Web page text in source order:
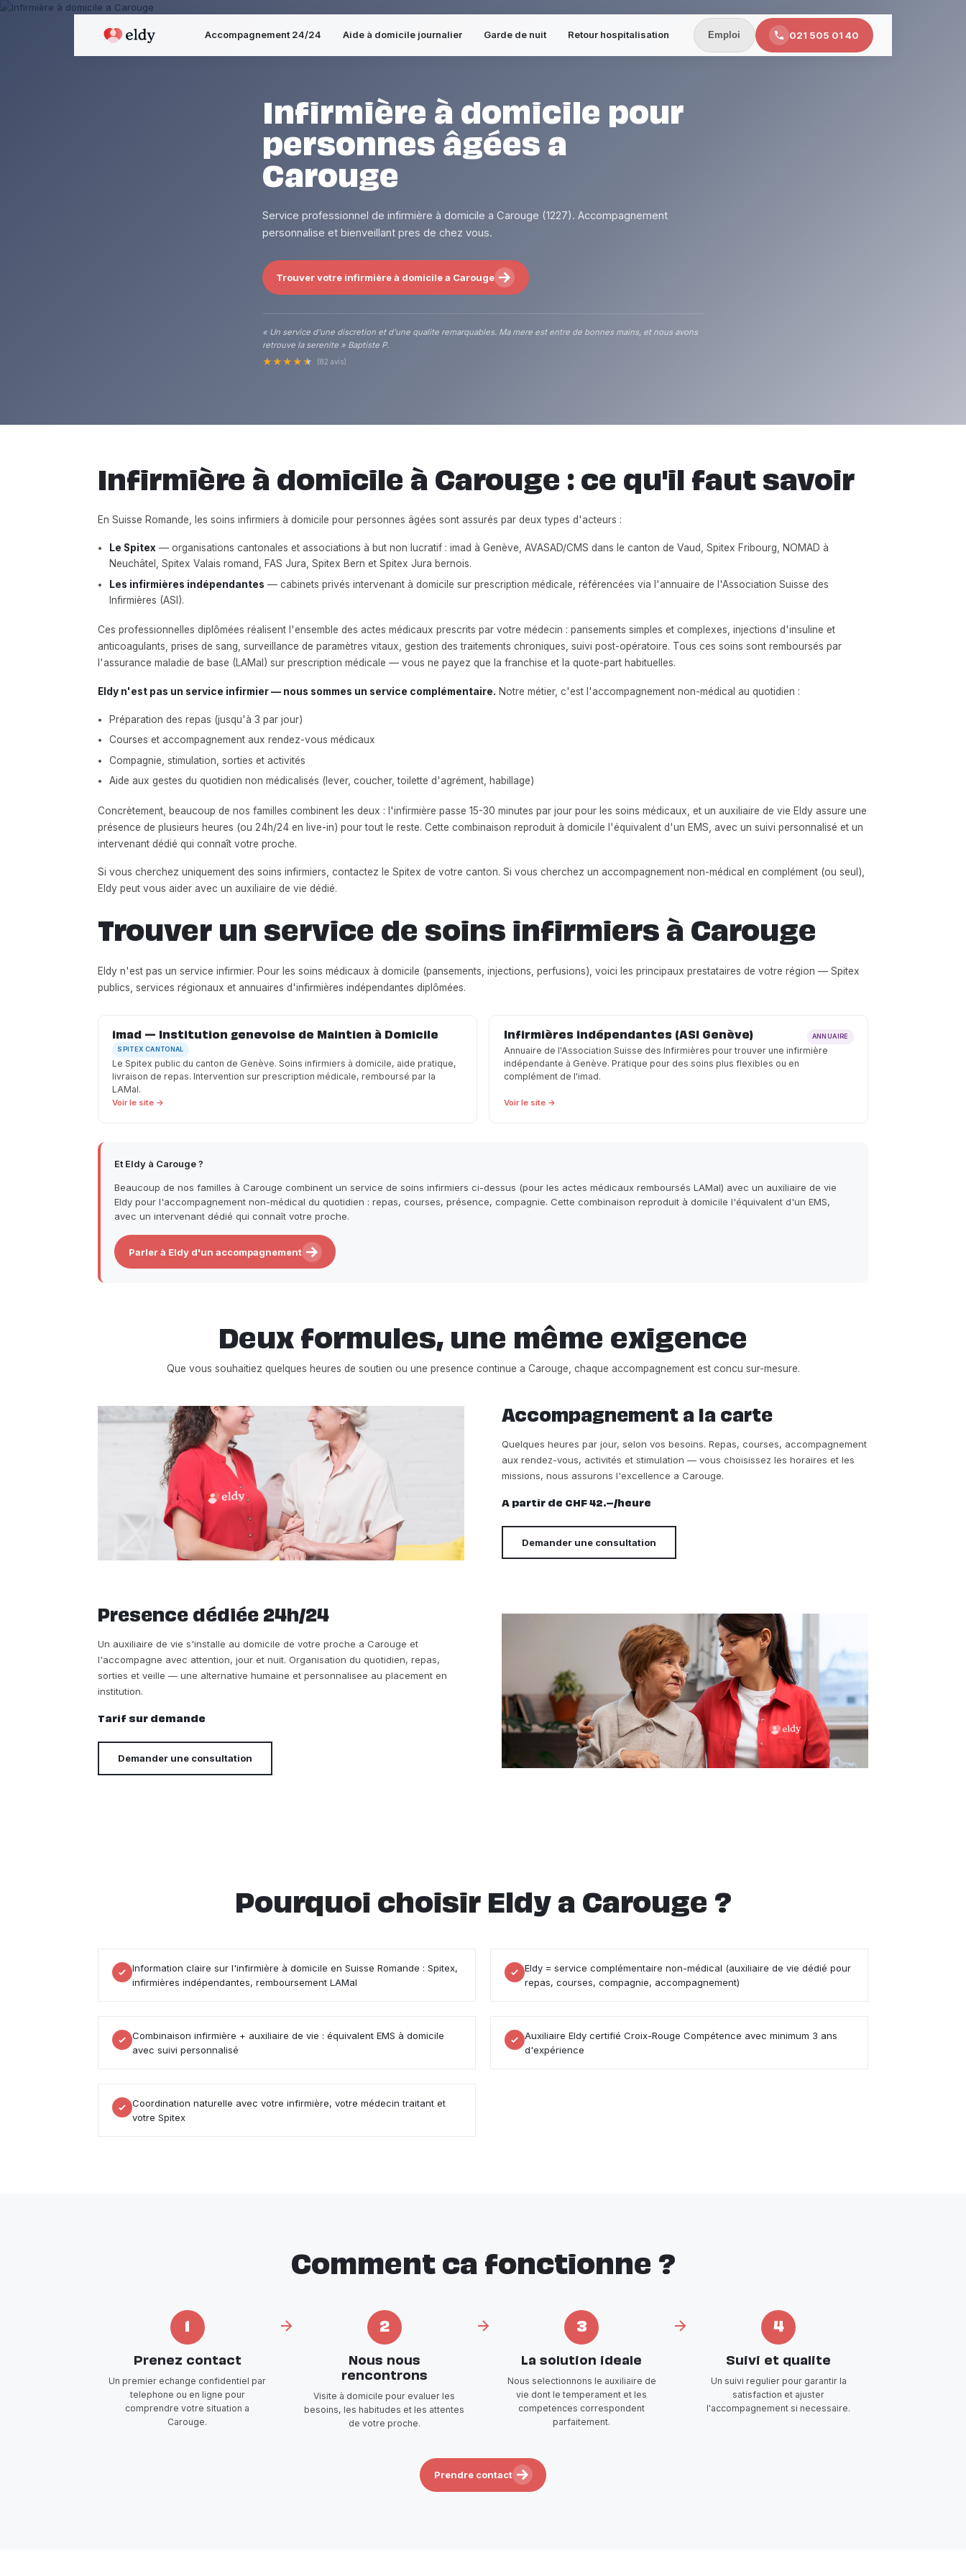
Accompagnement 24/24 Aide à domicile journalier Garde de nuit Retour hospitalisation Emploi 021 505 01 40
Infirmière à domicile pour
personnes âgées a
Carouge
Service professionnel de infirmière à domicile a Carouge (1227). Accompagnement
personnalise et bienveillant pres de chez vous.
Trouver votre infirmière à domicile a Carouge
« Un service d'une discretion et d'une qualite remarquables. Ma mere est entre de bonnes mains, et nous avons
retrouve la serenite » Baptiste P.
★★★★★ (82 avis)
Infirmière à domicile à Carouge : ce qu'il faut savoir
En Suisse Romande, les soins infirmiers à domicile pour personnes âgées sont assurés par deux types d'acteurs :
Le Spitex — organisations cantonales et associations à but non lucratif : imad à Genève, AVASAD/CMS dans le canton de Vaud, Spitex Fribourg, NOMAD à
Neuchâtel, Spitex Valais romand, FAS Jura, Spitex Bern et Spitex Jura bernois.
Les infirmières indépendantes — cabinets privés intervenant à domicile sur prescription médicale, référencées via l'annuaire de l'Association Suisse des
Infirmières (ASI).
Ces professionnelles diplômées réalisent l'ensemble des actes médicaux prescrits par votre médecin : pansements simples et complexes, injections d'insuline et
anticoagulants, prises de sang, surveillance de paramètres vitaux, gestion des traitements chroniques, suivi post-opératoire. Tous ces soins sont remboursés par
l'assurance maladie de base (LAMal) sur prescription médicale — vous ne payez que la franchise et la quote-part habituelles.
Eldy n'est pas un service infirmier — nous sommes un service complémentaire. Notre métier, c'est l'accompagnement non-médical au quotidien :
Préparation des repas (jusqu'à 3 par jour)
Courses et accompagnement aux rendez-vous médicaux
Compagnie, stimulation, sorties et activités
Aide aux gestes du quotidien non médicalisés (lever, coucher, toilette d'agrément, habillage)
Concrètement, beaucoup de nos familles combinent les deux : l'infirmière passe 15-30 minutes par jour pour les soins médicaux, et un auxiliaire de vie Eldy assure une
présence de plusieurs heures (ou 24h/24 en live-in) pour tout le reste. Cette combinaison reproduit à domicile l'équivalent d'un EMS, avec un suivi personnalisé et un
intervenant dédié qui connaît votre proche.
Si vous cherchez uniquement des soins infirmiers, contactez le Spitex de votre canton. Si vous cherchez un accompagnement non-médical en complément (ou seul),
Eldy peut vous aider avec un auxiliaire de vie dédié.
Trouver un service de soins infirmiers à Carouge
Eldy n'est pas un service infirmier. Pour les soins médicaux à domicile (pansements, injections, perfusions), voici les principaux prestataires de votre région — Spitex
publics, services régionaux et annuaires d'infirmières indépendantes diplômées.
imad — Institution genevoise de Maintien à Domicile
SPITEX CANTONAL
Le Spitex public du canton de Genève. Soins infirmiers à domicile, aide pratique,
livraison de repas. Intervention sur prescription médicale, remboursé par la
LAMal.
Voir le site →
Infirmières indépendantes (ASI Genève) ANNUAIRE
Annuaire de l'Association Suisse des Infirmières pour trouver une infirmière
indépendante à Genève. Pratique pour des soins plus flexibles ou en
complément de l'imad.
Voir le site →
Et Eldy à Carouge ?
Beaucoup de nos familles à Carouge combinent un service de soins infirmiers ci-dessus (pour les actes médicaux remboursés LAMal) avec un auxiliaire de vie
Eldy pour l'accompagnement non-médical du quotidien : repas, courses, présence, compagnie. Cette combinaison reproduit à domicile l'équivalent d'un EMS,
avec un intervenant dédié qui connaît votre proche.
Parler à Eldy d'un accompagnement
Deux formules, une même exigence
Que vous souhaitiez quelques heures de soutien ou une presence continue a Carouge, chaque accompagnement est concu sur-mesure.
Accompagnement a la carte
Quelques heures par jour, selon vos besoins. Repas, courses, accompagnement
aux rendez-vous, activités et stimulation — vous choisissez les horaires et les
missions, nous assurons l'excellence a Carouge.
A partir de CHF 42.–/heure
Demander une consultation
Presence dédiée 24h/24
Un auxiliaire de vie s'installe au domicile de votre proche a Carouge et
l'accompagne avec attention, jour et nuit. Organisation du quotidien, repas,
sorties et veille — une alternative humaine et personnalisee au placement en
institution.
Tarif sur demande
Demander une consultation
Pourquoi choisir Eldy a Carouge ?
Information claire sur l'infirmière à domicile en Suisse Romande : Spitex,
infirmières indépendantes, remboursement LAMal
Eldy = service complémentaire non-médical (auxiliaire de vie dédié pour
repas, courses, compagnie, accompagnement)
Combinaison infirmière + auxiliaire de vie : équivalent EMS à domicile
avec suivi personnalisé
Auxiliaire Eldy certifié Croix-Rouge Compétence avec minimum 3 ans
d'expérience
Coordination naturelle avec votre infirmière, votre médecin traitant et
votre Spitex
Comment ca fonctionne ?
Prenez contact
Un premier echange confidentiel par
telephone ou en ligne pour
comprendre votre situation a
Carouge.
2
Nous nous
rencontrons
Visite à domicile pour evaluer les
besoins, les habitudes et les attentes
de votre proche.
3
La solution ideale
Nous selectionnons le auxiliaire de
vie dont le temperament et les
competences correspondent
parfaitement.
4
Suivi et qualite
Un suivi regulier pour garantir la
satisfaction et ajuster
l'accompagnement si necessaire.
Prendre contact